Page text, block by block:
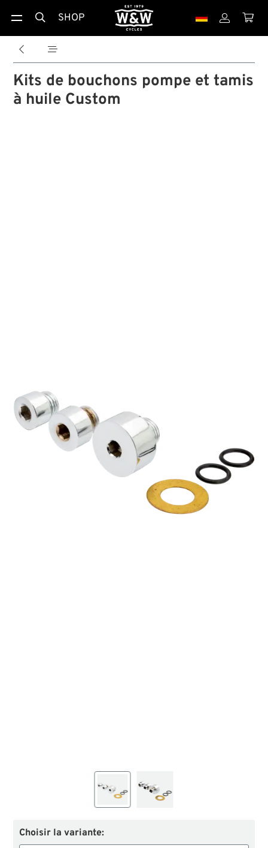
 SHOP  
 
Kits de bouchons pompe et tamis
à huile Custom
Choisir la variante: